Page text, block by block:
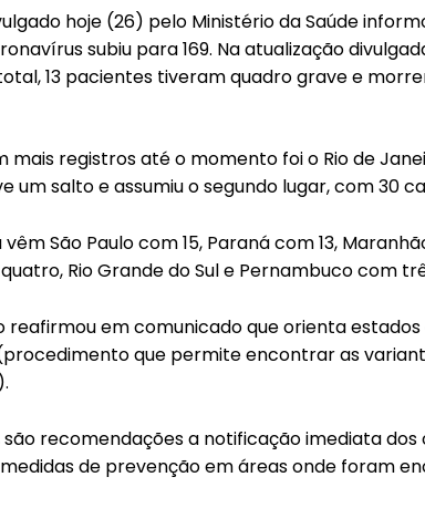
hoje (26) pelo Ministério da Saúde
subiu para 169. Na atualização
13 pacientes tiveram quadro grave e
mais registros até o momento foi o Rio de
um salto e assumiu o segundo lugar, com 30
vêm São Paulo com 15, Paraná com 13,
Rio Grande do Sul e Pernambuco com
reafirmou em comunicado que orienta
que permite encontrar as
são recomendações a notificação imediata
de prevenção em áreas onde foram